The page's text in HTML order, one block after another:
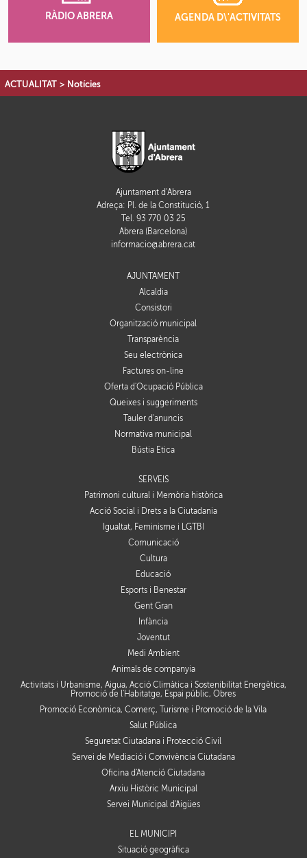
RÀDIO ABRERA AGENDA D\'ACTIVITATS
ACTUALITAT > Notícies
Ajuntament d'Abrera
Adreça: Pl. de la Constitució, 1
Tel. 93 770 03 25
Abrera (Barcelona)
informacio@abrera.cat
AJUNTAMENT
Alcaldia
Consistori
Organització municipal
Transparència
Seu electrònica
Factures on-line
Oferta d'Ocupació Pública
Queixes i suggeriments
Tauler d'anuncis
Normativa municipal
Bústia Ètica
SERVEIS
Patrimoni cultural i Memòria històrica
Acció Social i Drets a la Ciutadania
Igualtat, Feminisme i LGTBI
Comunicació
Cultura
Educació
Esports i Benestar
Gent Gran
Infància
Joventut
Medi Ambient
Animals de companyia
Activitats i Urbanisme, Aigua, Acció Climàtica i Sostenibilitat Energètica,
Promoció de l'Habitatge, Espai públic, Obres
Promoció Econòmica, Comerç, Turisme i Promoció de la Vila
Salut Pública
Seguretat Ciutadana i Protecció Civil
Servei de Mediació i Convivència Ciutadana
Oficina d'Atenció Ciutadana
Arxiu Històric Municipal
Servei Municipal d'Aigües
EL MUNICIPI
Situació geogràfica